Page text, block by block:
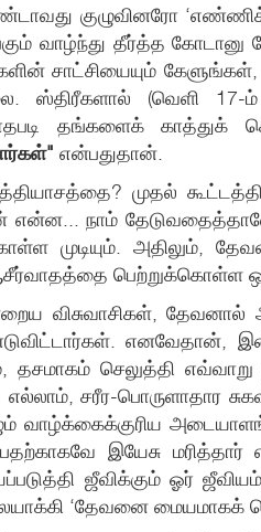
குழுவினரோ
வாழ்ந்து தீர்த்த
சாட்சியையும்
ஸ்திரீகளால் (வெளி 17-
தங்களைக்
என்பதுதான்.
முதல்
என்ன... நாம்
முடியும். அதிலும்,
பெற்றுக்கொள்ள
விசுவாசிகள், தேவனால்
எனவேதான்,
தசமாகம் செலுத்தி
எல்லாம், சரீர-
வாழ்க்கைக்குரிய
இயேசு மரித்தார்
ஜீவிக்கும் ஓர்
‘தேவனை மையமாகக்